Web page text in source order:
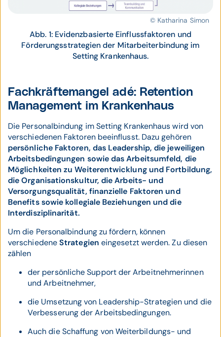
© Katharina Simon
Abb. 1: Evidenzbasierte Einflussfaktoren und
Förderungsstrategien der Mitarbeiterbindung im
Setting Krankenhaus.
Fachkräftemangel adé: Retention
Management im Krankenhaus
Die Personalbindung im Setting Krankenhaus wird von
verschiedenen Faktoren beeinflusst. Dazu gehören
persönliche Faktoren, das Leadership, die jeweiligen
Arbeitsbedingungen sowie das Arbeitsumfeld, die
Möglichkeiten zu Weiterentwicklung und Fortbildung,
die Organisationskultur, die Arbeits- und
Versorgungsqualität, finanzielle Faktoren und
Benefits sowie kollegiale Beziehungen und die
Interdisziplinarität.
Um die Personalbindung zu fördern, können
verschiedeneStrategien eingesetzt werden. Zu diesen
zählen
der persönliche Support der Arbeitnehmerinnen
und Arbeitnehmer,
die Umsetzung von Leadership-Strategien und die
Verbesserung der Arbeitsbedingungen.
Auch die Schaffung von Weiterbildungs- und